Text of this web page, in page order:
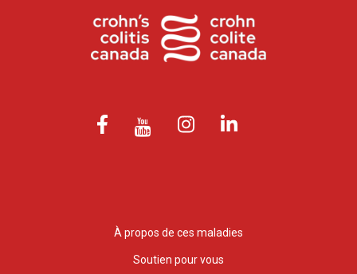
À propos de ces maladies
Soutien pour vous